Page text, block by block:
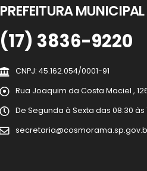
PREFEITURA
(17) 3836-9220
CNPJ: 45.162.054/0001-91
Rua Joaquim da Costa Maciel ,
De Segunda à Sexta das 08:30 às